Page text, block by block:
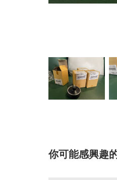
你可能感興趣